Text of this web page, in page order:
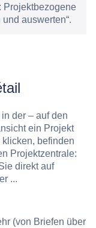
Projektbezogene
auswerten“.
der – auf den
ein Projekt
klicken, befinden
Projektzentrale:
direkt auf
...
(von Briefen über